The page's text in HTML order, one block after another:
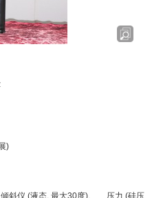
)
斜仪 (液态, 最大30度)、 压力 (硅压